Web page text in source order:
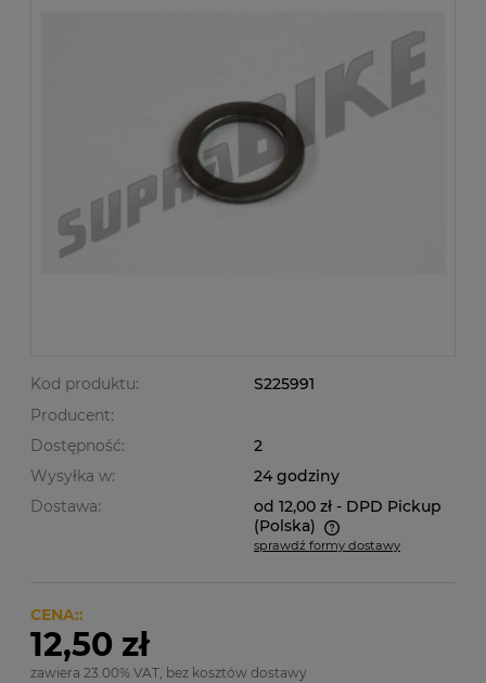
Kod produktu:
S225991
Producent:
Dostępność:
2
Wysyłka w:
24 godziny
Dostawa:
od 12,00 zł - DPD Pickup
(Polska)
Cena nie zawiera ewentualnych kosztów płatności
sprawdź formy dostawy
CENA::
12,50 zł
zawiera 23.00% VAT, bez kosztów dostawy